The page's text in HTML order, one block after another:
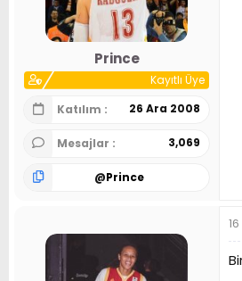
Prince
Kayıtlı Üye
Katılım
26 Ara 2008
Mesajlar 3,069
@Prince